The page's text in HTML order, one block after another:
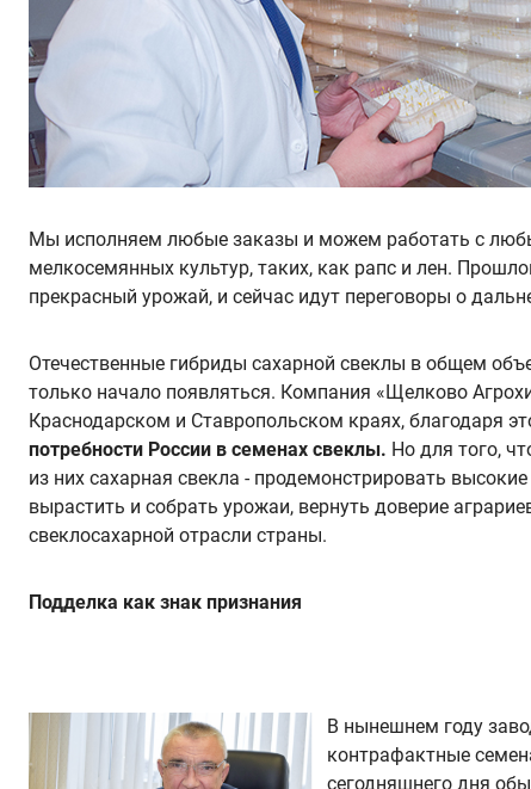
Мы исполняем любые заказы и можем работать с
мелкосемянных культур, таких, как рапс и лен.
прекрасный урожай, и сейчас идут переговоры о
Отечественные гибриды сахарной свеклы в общем
только начало появляться. Компания «Щелково
Краснодарском и Ставропольском краях, благодаря
потребности России в семенах свеклы. Но для того,
из них сахарная свекла - продемонстрировать
вырастить и собрать урожаи, вернуть доверие
свеклосахарной отрасли страны.
Подделка как знак признания
В нынешнем году
контрафактные
сегодняшнего дня